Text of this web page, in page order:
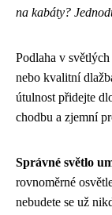
na kabáty?
Podlaha v
nebo kvalitní
útulnost přidejte
chodbu a zjemní
Správné světlo
rovnoměrné
nebudete se už